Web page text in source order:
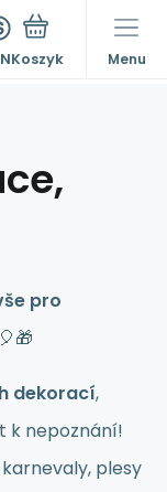
Menu
pro
dekorací,
k nepoznání!
plesy